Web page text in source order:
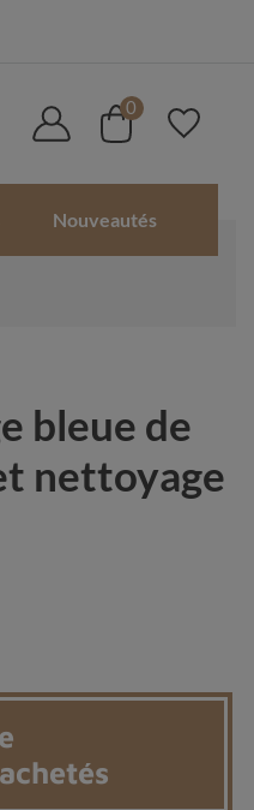
0
Nouveautés
bleue de
nettoyage